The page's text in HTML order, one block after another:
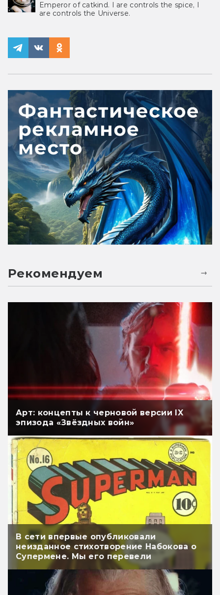
Emperor of catkind. I are controls the spice, I
are controls the Universe.
Рекомендуем
Арт: концепты к черновой версии IX
эпизода «Звёздных войн»
В сети впервые опубликовали
неизданное стихотворение Набокова о
Супермене. Мы его перевели